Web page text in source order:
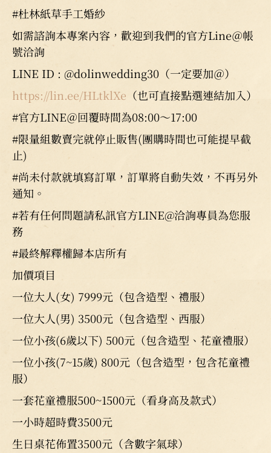
#杜林紙草手工婚紗
如需諮詢本專案內容，歡迎到我們的官方Line＠帳
號洽詢
LINE ID : @dolinwedding30（一定要加＠）
https://lin.ee/HLtklXe （也可直接點選連結加入）
#官方LINE＠回覆時間為08:00～17:00
#限量組數賣完就停止販售(團購時間也可能提早截
止)
#尚未付款就填寫訂單，訂單將自動失效，不再另外
通知。
#若有任何問題請私訊官方LINE@洽詢專員為您服
務
#最終解釋權歸本店所有
加價項目
一位大人(女) 7999元（包含造型、禮服）
一位大人(男) 3500元（包含造型、西服）
一位小孩(6歲以下) 500元（包含造型、花童禮服）
一位小孩(7~15歲) 800元（包含造型，包含花童禮
服）
一套花童禮服500~1500元（看身高及款式）
一小時超時費3500元
生日桌花佈置3500元（含數字氣球）